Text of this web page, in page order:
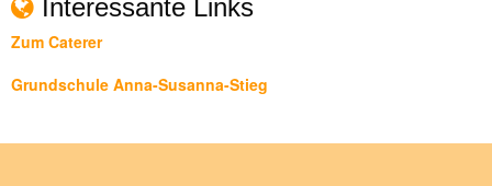
Interessante Links
Zum Caterer
Grundschule Anna-Susanna-Stieg